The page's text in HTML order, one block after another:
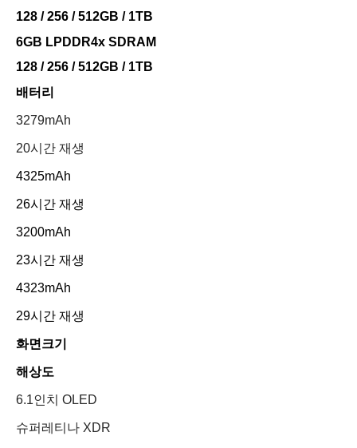
128 / 256 / 512GB / 1TB
6GB LPDDR4x SDRAM
128 / 256 / 512GB / 1TB
배터리
3279mAh
20시간 재생
4325mAh
26시간 재생
3200mAh
23시간 재생
4323mAh
29시간 재생
화면크기
해상도
6.1인치 OLED
슈퍼레티나 XDR